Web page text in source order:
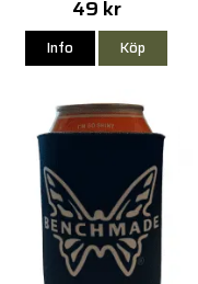
49 kr
Info Köp